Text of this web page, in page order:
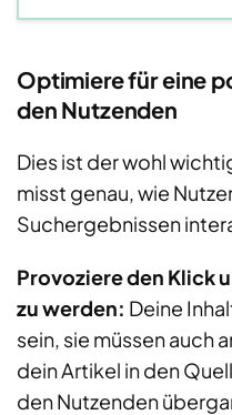
Optimiere für eine
den Nutzenden
Dies ist der wohl
misst genau, wie
Suchergebnissen
Provoziere den Klick
zu werden: Deine
sein, sie müssen auch
dein Artikel in den
den Nutzenden